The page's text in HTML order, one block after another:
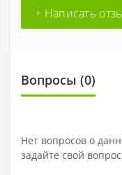
+ Написать
Вопросы (0)
Нет вопросов о
задайте свой